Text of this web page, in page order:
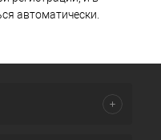
автоматически.